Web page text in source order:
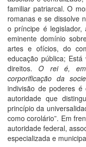
familiar patriarcal. O
romanas e se dissolve
o príncipe é legislador,
eminente domínio
artes e ofícios, do
educação pública;
direitos.O rei é, em
corporificação da
indivisão de poderes
autoridade que
princípio da
como corolário”. Em
autoridade federal,
especializada e